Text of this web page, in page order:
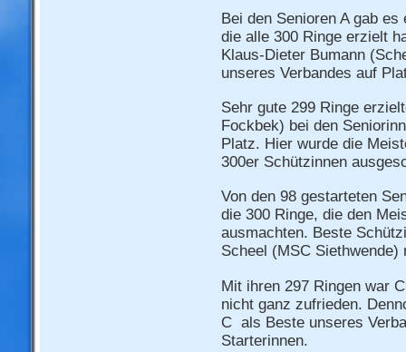
Bei den Senioren A gab
die alle 300 Ringe erzielt
Klaus-Dieter Bumann
unseres Verbandes auf
Sehr gute 299 Ringe
Fockbek) bei den
Platz. Hier wurde die
300er Schützinnen
Von den 98 gestarteten
die 300 Ringe, die den
ausmachten. Beste
Scheel (MSC
Mit ihren 297 Ringen war
nicht ganz zufrieden.
C als Beste unseres
Starterinnen.